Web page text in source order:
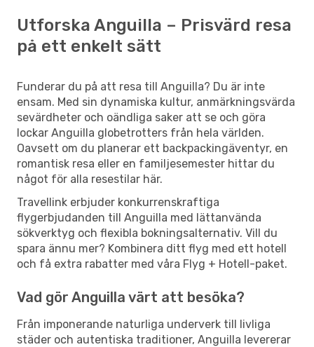
Utforska Anguilla – Prisvärd resa
på ett enkelt sätt
Funderar du på att resa till Anguilla? Du är inte
ensam. Med sin dynamiska kultur, anmärkningsvärda
sevärdheter och oändliga saker att se och göra
lockar Anguilla globetrotters från hela världen.
Oavsett om du planerar ett backpackingäventyr, en
romantisk resa eller en familjesemester hittar du
något för alla resestilar här.
Travellink erbjuder konkurrenskraftiga
flygerbjudanden till Anguilla med lättanvända
sökverktyg och flexibla bokningsalternativ. Vill du
spara ännu mer? Kombinera ditt flyg med ett hotell
och få extra rabatter med våra Flyg + Hotell-paket.
Vad gör Anguilla värt att besöka?
Från imponerande naturliga underverk till livliga
städer och autentiska traditioner, Anguilla levererar